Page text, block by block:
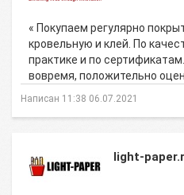
« Покупаем регулярно
кровельную и клей. По
практике и по
вовремя, положительно
Написан 11:38 06.07.2021
light-